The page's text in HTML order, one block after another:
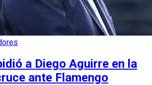
a Diego Aguirre en la
ante Flamengo